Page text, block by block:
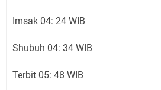
Imsak 04: 24 WIB
Shubuh 04: 34 WIB
Terbit 05: 48 WIB